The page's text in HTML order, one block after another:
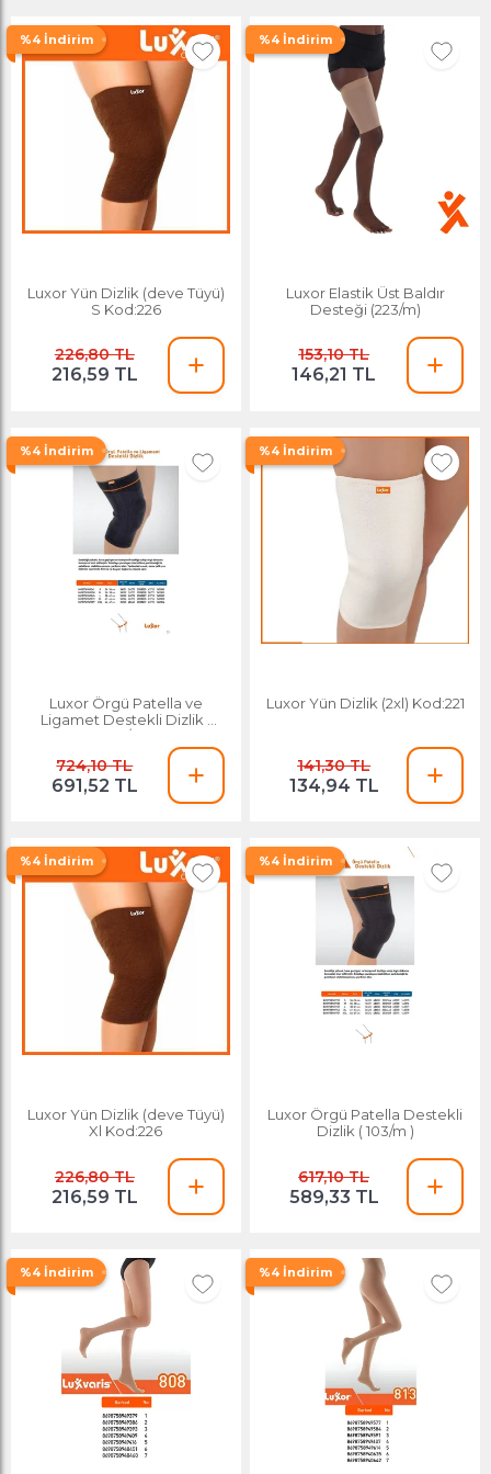
%4 İndirim
Luxor Yün Dizlik (deve Tüyü)
S Kod:226
226,80 TL
216,59 TL
%4 İndirim
Luxor Elastik Üst Baldır
Desteği (223/m)
153,10 TL
146,21 TL
%4 İndirim
Luxor Örgü Patella ve
Ligamet Destekli Dizlik (
104/xl )
724,10 TL
691,52 TL
%4 İndirim
Luxor Yün Dizlik (2xl) Kod:221
141,30 TL
134,94 TL
%4 İndirim
Luxor Yün Dizlik (deve Tüyü)
Xl Kod:226
226,80 TL
216,59 TL
%4 İndirim
Luxor Örgü Patella Destekli
Dizlik ( 103/m )
617,10 TL
589,33 TL
%4 İndirim %4 İndirim